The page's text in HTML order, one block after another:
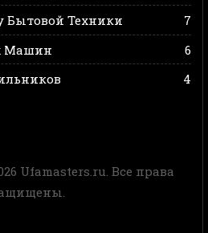
Бытовой Техники
7
Машин
6
4
Ufamasters.ru. Все права